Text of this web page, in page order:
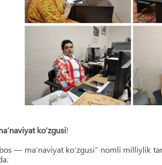
ko‘zgusi!
— ma’naviyat ko‘zgusi” nomli milliylik